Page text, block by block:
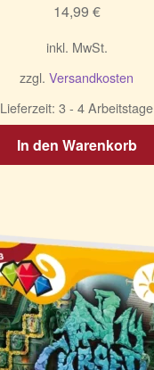
14,99 €
inkl. MwSt.
zzgl. Versandkosten
Lieferzeit: 3 - 4 Arbeitstage
In den Warenkorb